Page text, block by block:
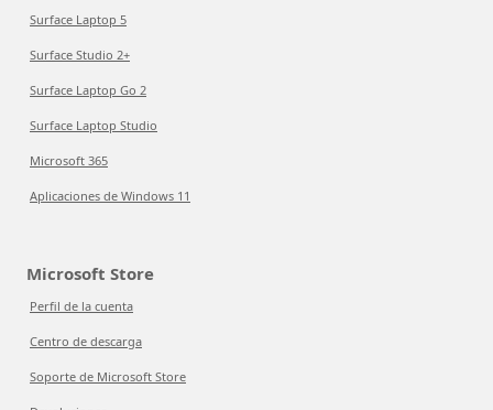
Surface Laptop 5
Surface Studio 2+
Surface Laptop Go 2
Surface Laptop Studio
Microsoft 365
Aplicaciones de Windows 11
Microsoft Store
Perfil de la cuenta
Centro de descarga
Soporte de Microsoft Store